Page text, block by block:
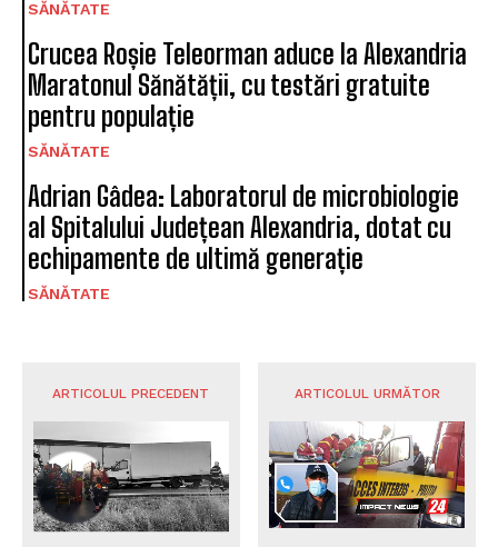
SĂNĂTATE
Crucea Roșie Teleorman aduce la Alexandria
Maratonul Sănătății, cu testări gratuite
pentru populație
SĂNĂTATE
Adrian Gâdea: Laboratorul de microbiologie
al Spitalului Județean Alexandria, dotat cu
echipamente de ultimă generație
SĂNĂTATE
ARTICOLUL PRECEDENT ARTICOLUL URMĂTOR